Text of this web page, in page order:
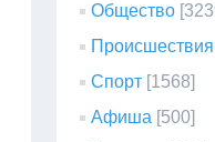
Общество
Происшествия
Спорт [1568]
Афиша [500]